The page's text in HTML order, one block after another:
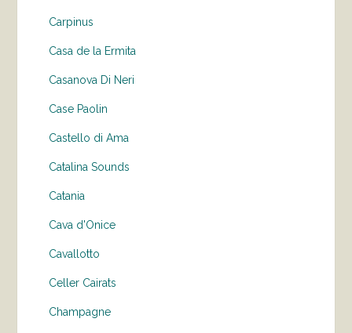
Carpinus
Casa de la Ermita
Casanova Di Neri
Case Paolin
Castello di Ama
Catalina Sounds
Catania
Cava d'Onice
Cavallotto
Celler Cairats
Champagne